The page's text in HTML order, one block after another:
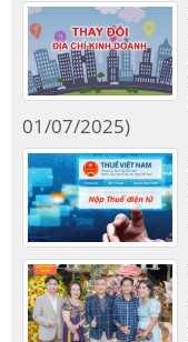
01/07/2025)